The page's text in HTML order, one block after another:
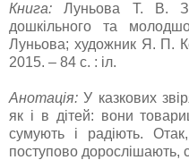
Книга: Луньова Т. В.
дошкільного та
Луньова; художник Я. П.
2015. – 84 с. : іл.
Анотація: У казкових
як і в дітей: вони
сумують і радіють.
поступово дорослішають,